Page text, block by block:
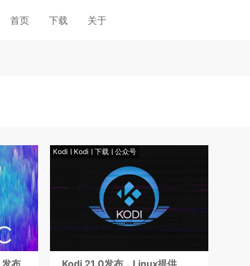
首页 下载 关于
布
Kodi Kodi 下载 公众号
Kodi 21.0发布，Linux提供